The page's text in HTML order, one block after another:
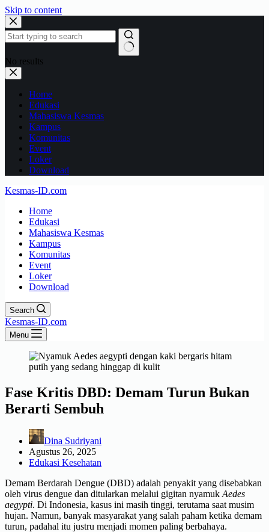
Skip to content
No results
Home
Edukasi
Mahasiswa Kesmas
Kampus
Komunitas
Event
Loker
Download
Kesmas-ID.com
Home
Edukasi
Mahasiswa Kesmas
Kampus
Komunitas
Event
Loker
Download
Search
Kesmas-ID.com
Menu
Fase Kritis DBD: Demam Turun Bukan
Berarti Sembuh
Dina Sudriyani
Agustus 26, 2025
Edukasi Kesehatan
Demam Berdarah Dengue (DBD) adalah penyakit yang disebabkan
oleh virus dengue dan ditularkan melalui gigitan nyamuk Aedes
aegypti. Di Indonesia, kasus ini masih tinggi, terutama saat musim
hujan. Namun, banyak masyarakat yang salah paham ketika demam
turun, padahal itu justru menjadi momen paling berbahaya.